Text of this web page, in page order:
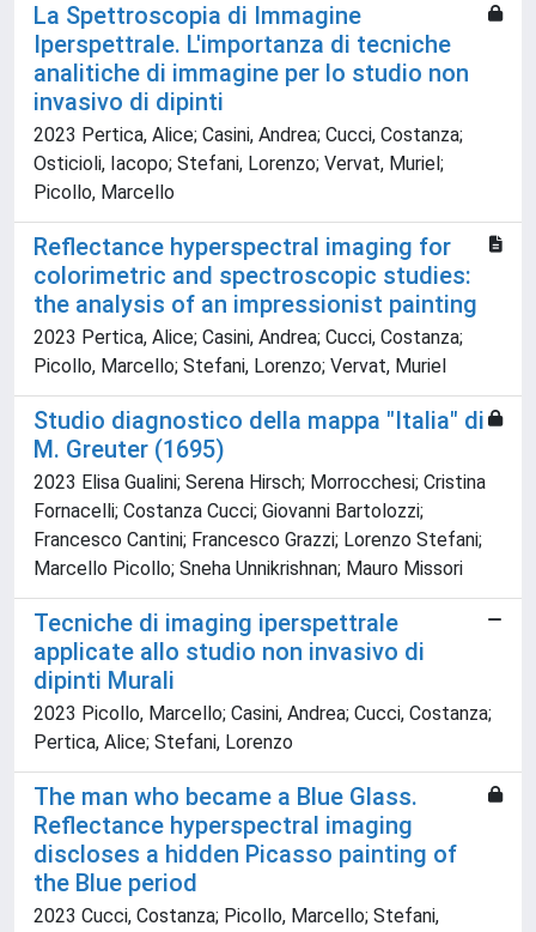
La Spettroscopia di Immagine
Iperspettrale. L'importanza di tecniche
analitiche di immagine per lo studio non
invasivo di dipinti
2023 Pertica, Alice; Casini, Andrea; Cucci, Costanza;
Osticioli, Iacopo; Stefani, Lorenzo; Vervat, Muriel;
Picollo, Marcello
Reflectance hyperspectral imaging for
colorimetric and spectroscopic studies:
the analysis of an impressionist painting
2023 Pertica, Alice; Casini, Andrea; Cucci, Costanza;
Picollo, Marcello; Stefani, Lorenzo; Vervat, Muriel
Studio diagnostico della mappa "Italia" di
M. Greuter (1695)
2023 Elisa Gualini; Serena Hirsch; Morrocchesi; Cristina
Fornacelli; Costanza Cucci; Giovanni Bartolozzi;
Francesco Cantini; Francesco Grazzi; Lorenzo Stefani;
Marcello Picollo; Sneha Unnikrishnan; Mauro Missori
Tecniche di imaging iperspettrale
applicate allo studio non invasivo di
dipinti Murali
2023 Picollo, Marcello; Casini, Andrea; Cucci, Costanza;
Pertica, Alice; Stefani, Lorenzo
The man who became a Blue Glass.
Reflectance hyperspectral imaging
discloses a hidden Picasso painting of
the Blue period
2023 Cucci, Costanza; Picollo, Marcello; Stefani,